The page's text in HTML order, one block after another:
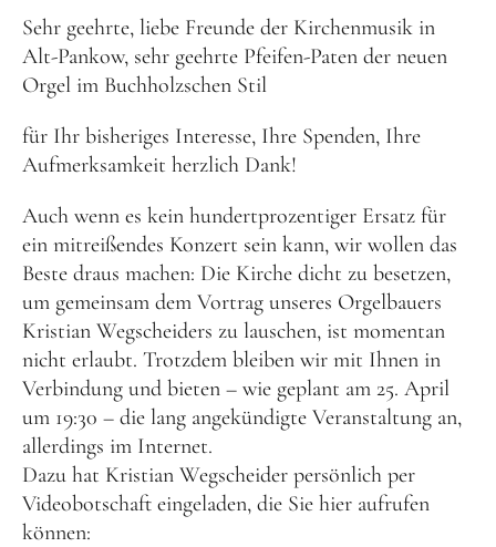
Benefiz
Sehr geehrte, liebe Freunde der Kirchenmusik in
Alt-Pankow, sehr geehrte Pfeifen-Paten der neuen
Orgel im Buchholzschen Stil
für Ihr bisheriges Interesse, Ihre Spenden, Ihre
Aufmerksamkeit herzlich Dank!
Auch wenn es kein hundertprozentiger Ersatz für
ein mitreißendes Konzert sein kann, wir wollen das
Beste draus machen: Die Kirche dicht zu besetzen,
um gemeinsam dem Vortrag unseres Orgelbauers
Kristian Wegscheiders zu lauschen, ist momentan
nicht erlaubt. Trotzdem bleiben wir mit Ihnen in
Verbindung und bieten – wie geplant am 25. April
um 19:30 – die lang angekündigte Veranstaltung an,
allerdings im Internet.
Dazu hat Kristian Wegscheider persönlich per
Videobotschaft eingeladen, die Sie hier aufrufen
können: